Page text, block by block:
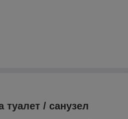
туалет / санузел